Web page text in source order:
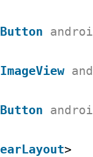
Button
ImageView
Button
>